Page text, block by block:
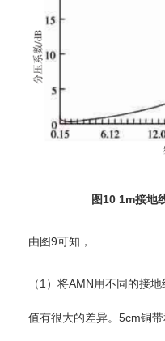
图10 1m接地
由图9可知，
（1）将AMN用不同的接
值有很大的差异。5cm铜